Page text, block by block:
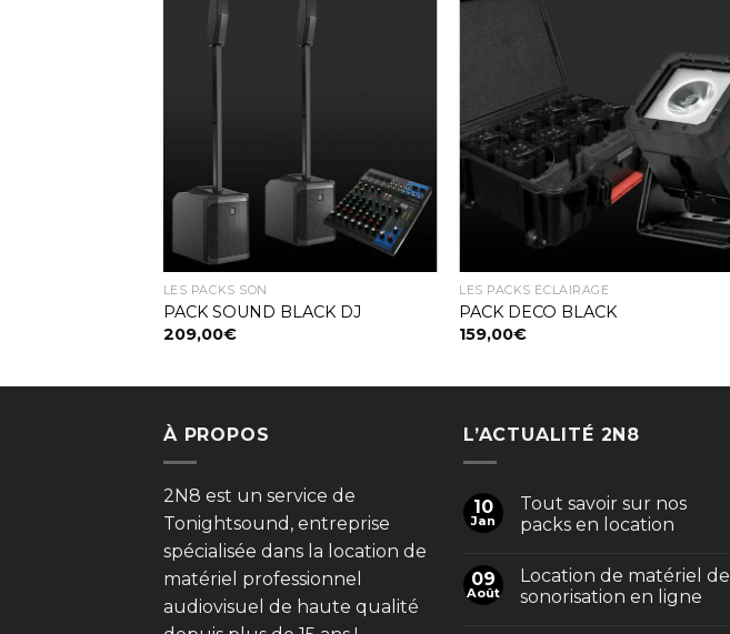
LES PACKS SON
PACK SOUND BLACK DJ
209,00€
à la liste
de
souhaits
LES PACKS ÉCLAIRAGE
PACK DECO BLACK
159,00€
À PROPOS
2N8 est un service de
Tonightsound, entreprise
spécialisée dans la location de
matériel professionnel
audiovisuel de haute qualité
L’ACTUALITÉ 2N8
10
Jan
Tout savoir sur nos
packs en location
09
Août
Location de matériel de
sonorisation en ligne